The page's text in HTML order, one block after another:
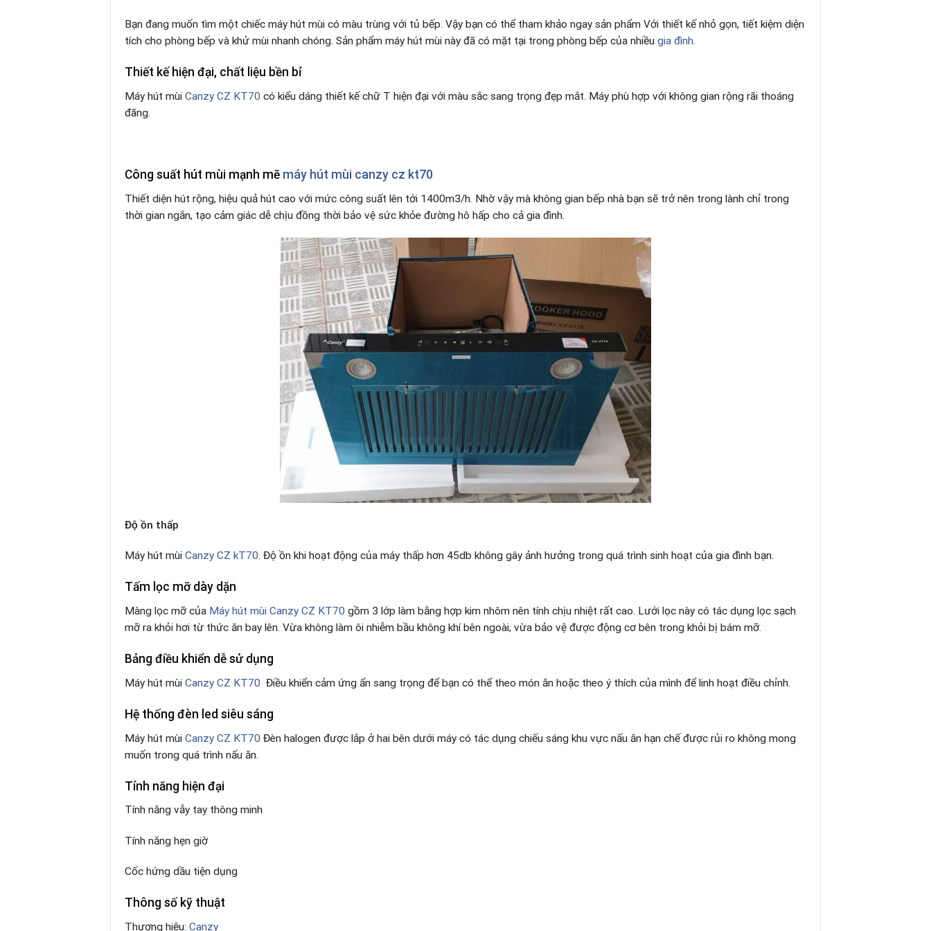
Bạn đang muốn tìm một chiếc máy hút mùi có màu trùng với tủ bếp. Vậy bạn có thể tham khảo ngay sản phẩm Với thiết kế nhỏ gọn, tiết kiệm diện
tích cho phòng bếp và khử mùi nhanh chóng. Sản phẩm máy hút mùi này đã có mặt tại trong phòng bếp của nhiều gia đình.
Thiết kế hiện đại, chất liệu bền bỉ
Máy hút mùi Canzy CZ KT70 có kiểu dáng thiết kế chữ T hiện đại với màu sắc sang trọng đẹp mắt. Máy phù hợp với không gian rộng rãi thoáng
đãng.
Công suất hút mùi mạnh mẽ máy hút mùi canzy cz kt70
Thiết diện hút rộng, hiệu quả hút cao với mức công suất lên tới 1400m3/h. Nhờ vậy mà không gian bếp nhà bạn sẽ trở nên trong lành chỉ trong
thời gian ngắn, tạo cảm giác dễ chịu đồng thời bảo vệ sức khỏe đường hô hấp cho cả gia đình.
Độ ồn thấp
Máy hút mùi Canzy CZ kT70. Độ ồn khi hoạt động của máy thấp hơn 45db không gây ảnh hưởng trong quá trình sinh hoạt của gia đình bạn.
Tấm lọc mỡ dày dặn
Màng lọc mỡ của Máy hút mùi Canzy CZ KT70 gồm 3 lớp làm bằng hợp kim nhôm nên tính chịu nhiệt rất cao. Lưới lọc này có tác dụng lọc sạch
mỡ ra khỏi hơi từ thức ăn bay lên. Vừa không làm ôi nhiễm bầu không khí bên ngoài, vừa bảo vệ được động cơ bên trong khỏi bị bám mỡ.
Bảng điều khiển dễ sử dụng
Máy hút mùi Canzy CZ KT70 Điều khiển cảm ứng ẩn sang trọng để bạn có thể theo món ăn hoặc theo ý thích của mình để linh hoạt điều chỉnh.
Hệ thống đèn led siêu sáng
Máy hút mùi Canzy CZ KT70 Đèn halogen được lắp ở hai bên dưới máy có tác dụng chiếu sáng khu vực nấu ăn hạn chế được rủi ro không mong
muốn trong quá trình nấu ăn.
Tính năng hiện đại
Tính năng vẫy tay thông minh
Tính năng hẹn giờ
Cốc hứng dầu tiện dụng
Thông số kỹ thuật
Thương hiệu: Canzy